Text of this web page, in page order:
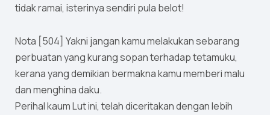
tidak ramai, isterinya sendiri pula belot!
Nota [504] Yakni jangan kamu melakukan sebarang
perbuatan yang kurang sopan terhadap tetamuku,
kerana yang demikian bermakna kamu memberi malu
dan menghina daku.
Perihal kaum Lut ini, telah diceritakan dengan lebih